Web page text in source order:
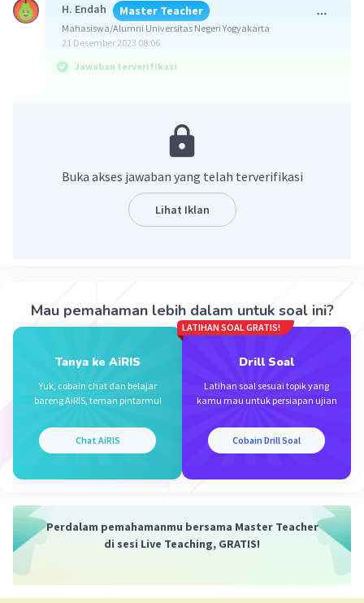
H. Endah Master Teacher
Mahasiswa/Alumni Universitas Negeri Yogyakarta
21 Desember 2023 08:06
Jawaban terverifikasi
>> a/b = (a × k)/(b × k)
Pembahasan:
Jadi, bentuk persen dari 9/20 adalah 45%.
Buka akses jawaban yang telah terverifikasi
Lihat Iklan
Mau pemahaman lebih dalam untuk soal ini?
Tanya ke AiRIS
Yuk, cobain chat dan belajar
bareng AiRIS, teman pintarmu!
Chat AiRIS
LATIHAN SOAL GRATIS!
Drill Soal
Latihan soal sesuai topik yang
kamu mau untuk persiapan ujian
Cobain Drill Soal
Perdalam pemahamanmu bersama Master Teacher
di sesi Live Teaching, GRATIS!